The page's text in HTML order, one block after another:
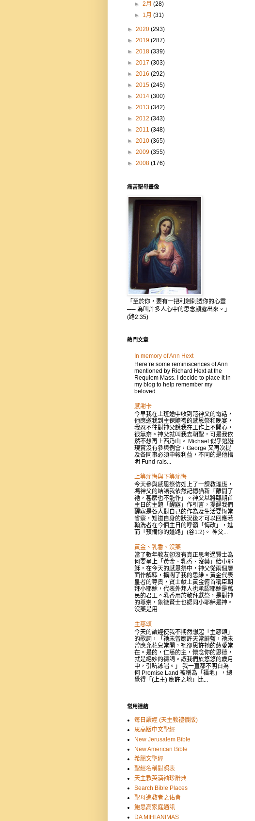
►2月(28)
► 1月(31)
► 2020 (293)
► 2019 (287)
► 2018 (339)
► 2017 (303)
► 2016 (292)
► 2015 (245)
► 2014 (300)
► 2013 (342)
► 2012 (343)
► 2011 (348)
► 2010 (365)
► 2009 (355)
► 2008 (176)
痛苦聖母畫像
「至於你，要有一把利劍剌透你的心靈
── 為叫許多人心中的思念顯露出來。」
(路2:35)
熱門文章
In memory of Ann Hext
Here’re some reminiscences of Ann
mentioned by Richard Hext at the
Requiem Mass. I decide to place it in
my blog to help remember my
beloved...
感謝卡
今早我在上班途中收到范神父的電話，
他應邀我到主保贍禮的感恩祭和晚宴，
我忍不往對神父說我在工作上不開心，
很無奈。神父就叫我去朝聖，可是我依
然不想再上西乃山。 Michael 似乎逃避
現實沒有參與例會，George 又再次提
及各同事必須申報利益，不同的是他指
明 Fund-rais...
上等痛悔與下等痛悔
今天參與感恩祭仿如上了一課教理班，
馮神父的結語我依然記憶猶新「離開了
祂，甚麼也不能作」。神父以將臨期首
主日的主題「醒寤」作引言，提醒我們
醒寤是各人對自己的作為及生活要恆常
省察，知道自身的狀況後才可以回應若
翰洗者在今個主日的呼籲「悔改」，進
而「預備你的道路」(谷1:2)。 神父...
黃金、乳香、沒藥
當了數年教友卻沒有真正思考過賢士為
何要呈上「黃金、乳香、沒藥」給小耶
穌，在今天的感恩祭中，神父從兩個層
面作解釋，擴闊了我的思維。黃金代表
皇者的尊貴，賢士獻上黃金俯首稱臣朝
拜小耶穌，代表外邦人也承認耶穌是萬
民的君王。乳香用於敬拜獻祭，是對神
的尊崇，象徵賢士也認同小耶穌是神。
沒藥是用...
主慈頌
今天的讀經使我不期然想起「主慈頌」
的歌詞，「祂未曾應許天常蔚藍，祂未
曾應允花兒常開，祂卻恩許祂的慈愛常
在。是的，仁慈的主，懷念你的恩德，
就是絕妙的禱詞。讓我們於悠悠的歲月
中，引吭詠唱。」 我一直都不明白為
何 Promise Land 被稱為「福地」，總
覺得「(上主) 應許之地」比...
常用連結
每日讀經 (天主教禮儀版)
思高版中文聖經
New Jerusalem Bible
New American Bible
希臘文聖經
聖經名稱對照表
天主教英漢袖珍辭典
Search Bible Places
聖母進教者之佑會
鮑思高家庭通訊
DA MIHI ANIMAS